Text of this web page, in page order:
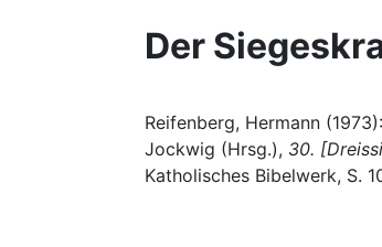
Der
Reifenberg, Hermann
Jockwig (Hrsg.), 30.
Katholisches Bibelwerk, S.